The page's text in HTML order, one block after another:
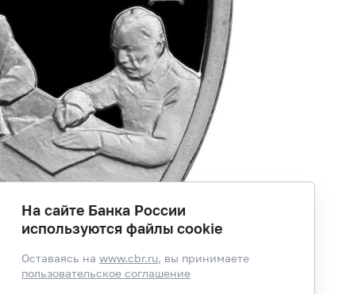
На сайте Банка России
используются файлы cookie
Оставаясь наwww.cbr.ru, вы принимаете
пользовательское соглашение